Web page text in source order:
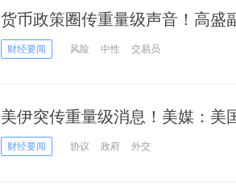
货币政策圈传重量级声音！高盛
月份就可能加息
财经要闻 风险 中性 交易员
美伊突传重量级消息！美媒：美
就伊朗协议进行简报
财经要闻 协议 政府 外交